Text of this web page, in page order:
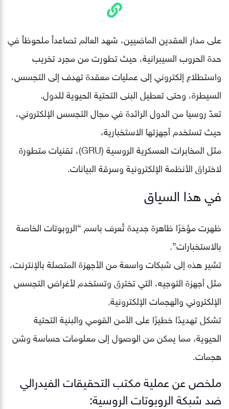
على مدار العقدين الماضيين، شهد العالم تصاعداً ملحوظاً في
حدة الحروب السيبرانية، حيث تطورت من مجرد تخريب
واستطلاع إلكتروني إلى عمليات معقدة تهدف إلى التجسس،
السيطرة، وحتى تعطيل البنى التحتية الحيوية للدول.
تعدّ روسيا من الدول الرائدة في مجال التجسس الإلكتروني،
حيث تستخدم أجهزتها الاستخبارية،
مثل المخابرات العسكرية الروسية (GRU)، تقنيات متطورة
لاختراق الأنظمة الإلكترونية وسرقة البيانات.
في هذا السياق
ظهرت مؤخرًا ظاهرة جديدة تُعرف باسم “الروبوتات الخاصة
بالاستخبارات”.
تشير هذه إلى شبكات واسعة من الأجهزة المتصلة بالإنترنت،
مثل أجهزة التوجيه، التي تخترق وتستخدم لأغراض التجسس
الإلكتروني والهجمات الإلكترونية.
تشكل تهديدًا خطيرًا على الأمن القومي والبنية التحتية
الحيوية، مما يمكن من الوصول إلى معلومات حساسة وشن
هجمات.
ملخص عن عملية مكتب التحقيقات الفيدرالي
ضد شبكة الروبوتات الروسية: